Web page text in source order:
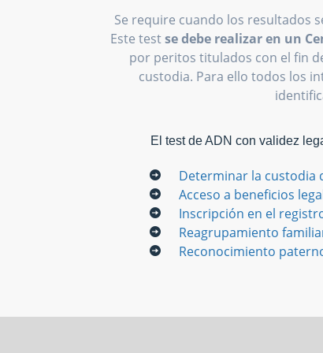
Se require cuando los resultados
Este testse debe realizar en un
por peritos titulados con el fin
custodia. Para ello todos los
El test de ADN con validez
Determinar la custodia
Acceso a beneficios
Inscripción en el
Reagrupamiento
Reconocimiento